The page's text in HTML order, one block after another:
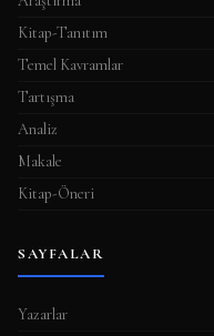
ıKitap-Tanıtım
Temel Kavramlar
Tartışma
Analiz
Makale
Kitap-Öneri
SAYFALAR
Yazarlar